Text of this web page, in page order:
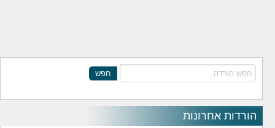
חפש
הורדות אחרונות